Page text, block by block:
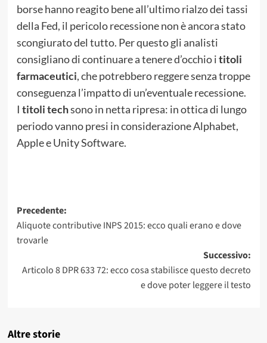
borse hanno reagito bene all’ultimo rialzo dei tassi
della Fed, il pericolo recessione non è ancora stato
scongiurato del tutto. Per questo gli analisti
consigliano di continuare a tenere d’occhio ititoli
farmaceutici, che potrebbero reggere senza troppe
conseguenza l’impatto di un’eventuale recessione.
I titoli techsono in netta ripresa: in ottica di lungo
periodo vanno presi in considerazione Alphabet,
Apple e Unity Software.
Navigazione
articolo
Precedente:
Aliquote contributive INPS 2015: ecco quali erano e dove
trovarle
Successivo:
Articolo 8 DPR 633 72: ecco cosa stabilisce questo decreto
e dove poter leggere il testo
Altre storie